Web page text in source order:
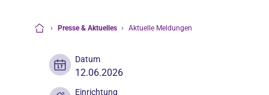
› Presse & Aktuelles › Aktuelle Meldungen
Datum
12.06.2026
Einrichtung